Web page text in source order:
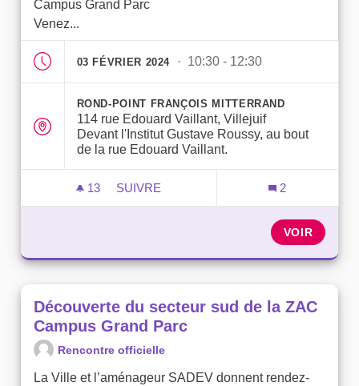
Campus Grand Parc
Venez...
03 FÉVRIER 2024 · 10:30 - 12:30
ROND-POINT FRANÇOIS MITTERRAND
114 rue Edouard Vaillant, Villejuif
Devant l'Institut Gustave Roussy, au bout
de la rue Edouard Vaillant.
13 13 ABONNÉS
SUIVRE
2
VOIR
Découverte du secteur sud de la ZAC
Campus Grand Parc
Rencontre officielle
La Ville et l’aménageur SADEV donnent rendez-